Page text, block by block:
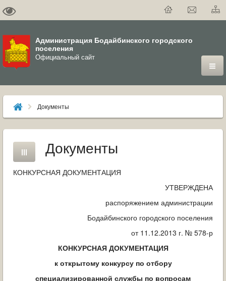
Администрация Бодайбинского городского
поселения
Официальный сайт
ГОРОД
ДУМА
ВЛАСТЬ
ДОКУМЕНТЫ
МУНИЦИПАЛЬНЫЕ УСЛУГИ
ГРАДОСТРОИТЕЛЬНАЯ ДЕЯТЕЛЬНОСТЬ
ИНФОРМИРОВАНИЕ НАСЕЛЕНИЯ
Документы
Документы
КОНКУРСНАЯ ДОКУМЕНТАЦИЯ
УТВЕРЖДЕНА
распоряжением администрации
Бодайбинского городского поселения
от 11.12.2013 г. № 578-р
КОНКУРСНАЯ ДОКУМЕНТАЦИЯ
к открытому конкурсу по отбору
специализированной службы по вопросам